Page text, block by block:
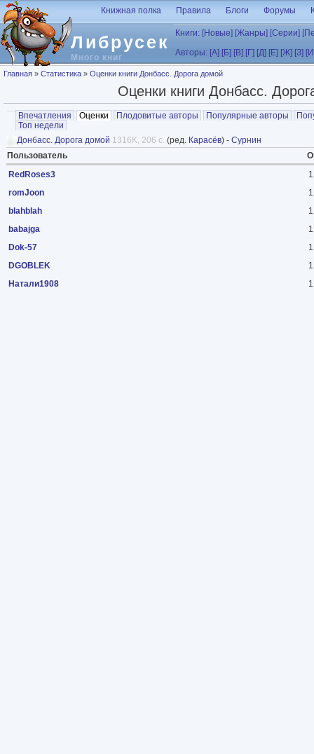
Перейти к основному содержанию
Либрусек
Много книг
Книжная полка Правила Блоги Форумы
Книги: [Новые] [Жанры] [Серии]
Авторы: [А] [Б] [В] [Г] [Д] [Е] [Ж] [З]
Вы здесь
Главная » Статистика » Оценки книги Донбасс. Дорога домой
Оценки книги Донбасс.
Главные вкладки
Впечатления Оценки (активная вкладка)
Плодовитые авторы Популярные авторы
Топ недели
Донбасс. Дорога домой 1316K, 206 с. (ред. Карасёв) - Сурнин
Пользователь
RedRoses3
1
romJoon
1
blahblah
1
babajga
1
Dok-57
1
DGOBLEK
1
Натали1908
1